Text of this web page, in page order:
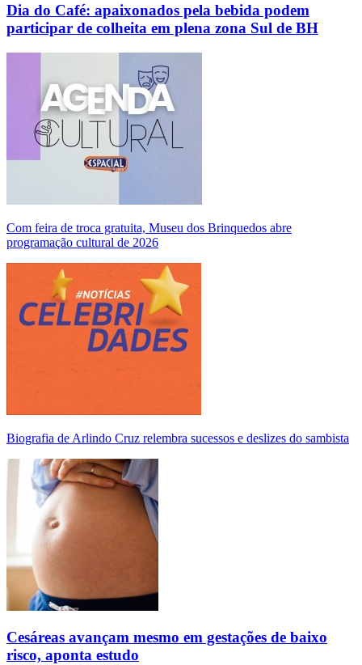
Dia do Café: apaixonados pela bebida podem
participar de colheita em plena zona Sul de BH
Com feira de troca gratuita, Museu dos Brinquedos abre
programação cultural de 2026
Biografia de Arlindo Cruz relembra sucessos e deslizes do sambista
Cesáreas avançam mesmo em gestações de baixo
risco, aponta estudo